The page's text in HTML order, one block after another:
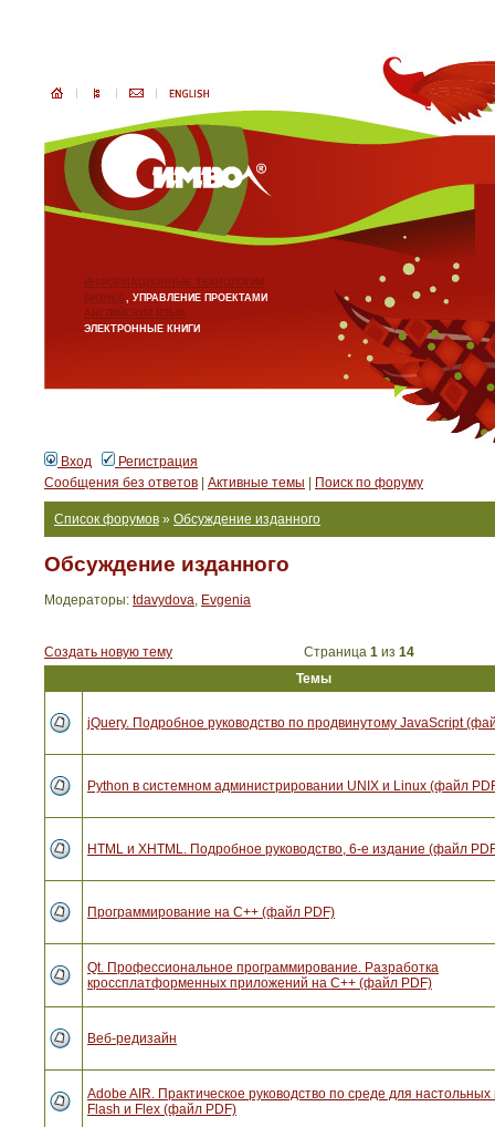
ИНФОРМАЦИОННЫЕ ТЕХНОЛОГИИ
БИЗНЕС, УПРАВЛЕНИЕ ПРОЕКТАМИ
АНГЛИЙСКИЙ ЯЗЫК
ЭЛЕКТРОННЫЕ КНИГИ
Вход
Регистрация
Сообщения без ответов
Активные темы Поиск по форуму
Список форумов » Обсуждение изданного
Обсуждение изданного
Модераторы: tdavydova, Evgenia
Создать новую тему Страница 1 из 14
Темы
jQuery. Подробное руководство по продвинутому JavaScript
Python в системном администрировании UNIX и Linux (файл
HTML и XHTML. Подробное руководство, 6-е издание (файл
Программирование на C++ (файл PDF)
Qt. Профессиональное программирование. Разработка
кроссплатформенных приложений на С++ (файл PDF)
Веб-редизайн
Adobe AIR. Практическое руководство по среде для
Flash и Flex (файл PDF)